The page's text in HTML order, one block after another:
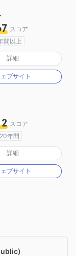
スコア
間以上
ストラリア規制
マーケットメイキングライセンス（MM）
フルライセンス
詳細
ブサイト
スコア
年間
ストラリア規制
マーケットメイキングライセンス（MM）
フルライセンス
詳細
ブサイト